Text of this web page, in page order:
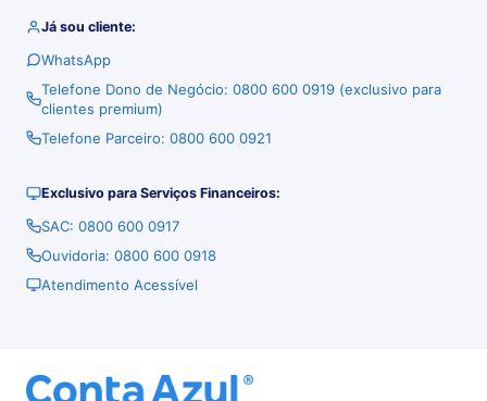
Já sou cliente:
WhatsApp
Telefone Dono de Negócio: 0800 600 0919 (exclusivo para
clientes premium)
Telefone Parceiro: 0800 600 0921
Exclusivo para Serviços Financeiros:
SAC: 0800 600 0917
Ouvidoria: 0800 600 0918
Atendimento Acessível